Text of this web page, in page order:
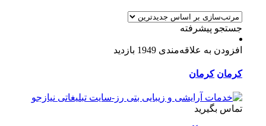
جستجو پیشرفته
افزودن به علاقه‌مندی 1949 بازدید
کرمان کرمان
تماس بگیرید